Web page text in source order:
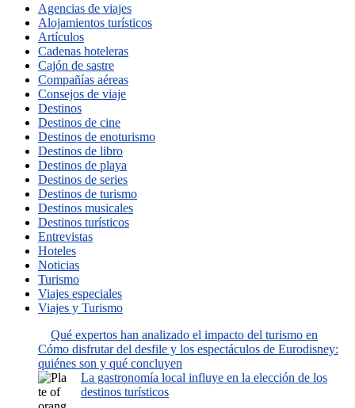
Agencias de viajes
Alojamientos turísticos
Artículos
Cadenas hoteleras
Cajón de sastre
Compañías aéreas
Consejos de viaje
Destinos
Destinos de cine
Destinos de enoturismo
Destinos de libro
Destinos de playa
Destinos de series
Destinos de turismo
Destinos musicales
Destinos turísticos
Entrevistas
Hoteles
Noticias
Turismo
Viajes especiales
Viajes y Turismo
Qué expertos han analizado el impacto del turismo en
Cómo disfrutar del desfile y los espectáculos de Eurodisney:
quiénes son y qué concluyen
La gastronomía local influye en la elección de los
destinos turísticos